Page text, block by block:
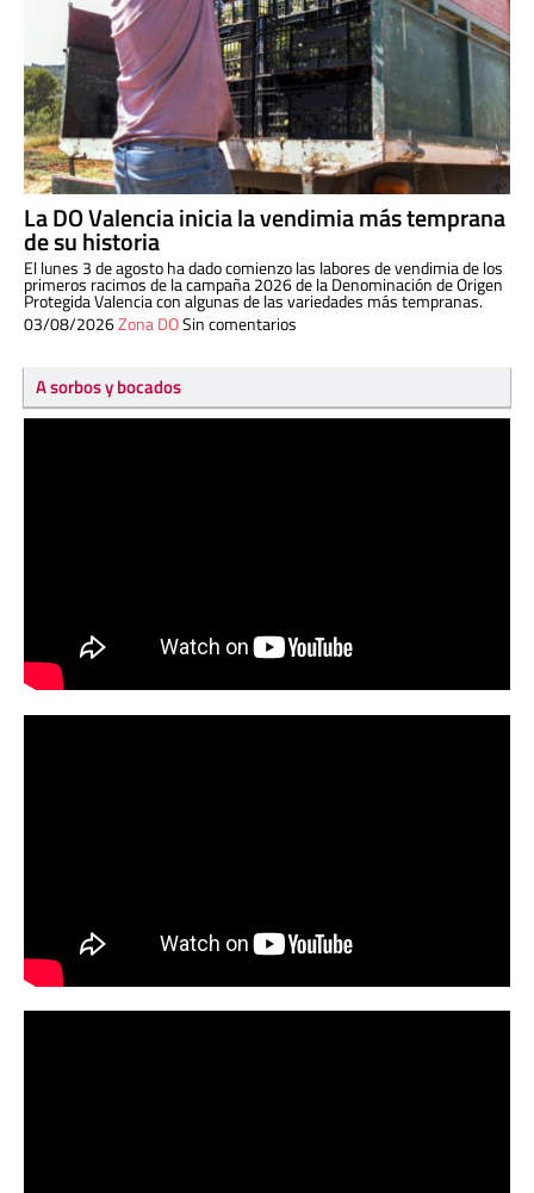
La DO Valencia inicia la vendimia más temprana
de su historia
El lunes 3 de agosto ha dado comienzo las labores de vendimia de los
primeros racimos de la campaña 2026 de la Denominación de Origen
Protegida Valencia con algunas de las variedades más tempranas.
03/08/2026Zona DOSin comentarios
A sorbos y bocados